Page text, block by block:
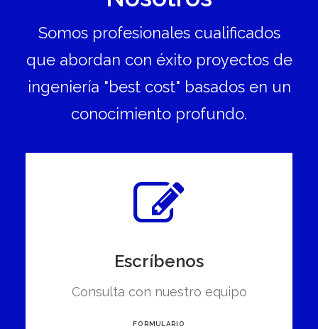
Somos profesionales cualificados
que abordan con éxito proyectos de
ingeniería "best cost" basados en un
conocimiento profundo.
Escríbenos
Consulta con nuestro equipo
FORMULARIO